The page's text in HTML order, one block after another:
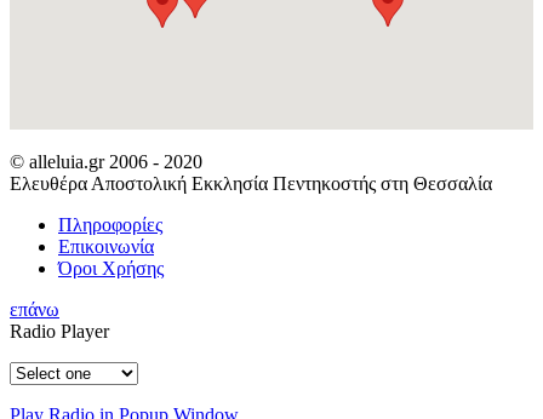
© alleluia.gr 2006 - 2020
Ελευθέρα Αποστολική Εκκλησία Πεντηκοστής στη Θεσσαλία
Πληροφορίες
Επικοινωνία
Όροι Χρήσης
επάνω
Radio Player
Play Radio in Popup Window